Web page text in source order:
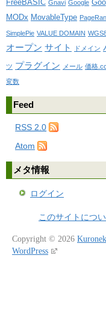
FreeBASIC Gnavi Google
MODx MovableType
SimplePie VALUE DOMAIN
オープン サイト ドメイン
ツ プラグイン メール 価格
変数
Feed
RSS 2.0
Atom
メタ情報
ログイン
このサイトにつ
Copyright © 2026
WordPress